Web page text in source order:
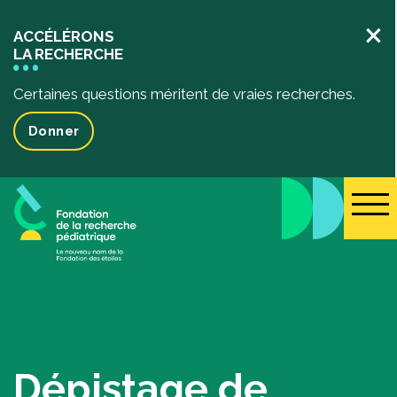
ACCÉLÉRONS
LA RECHERCHE
Certaines questions méritent de vraies recherches.
Donner
×
La recherche pédiatrique
Votre impact
L’impact de vos dons